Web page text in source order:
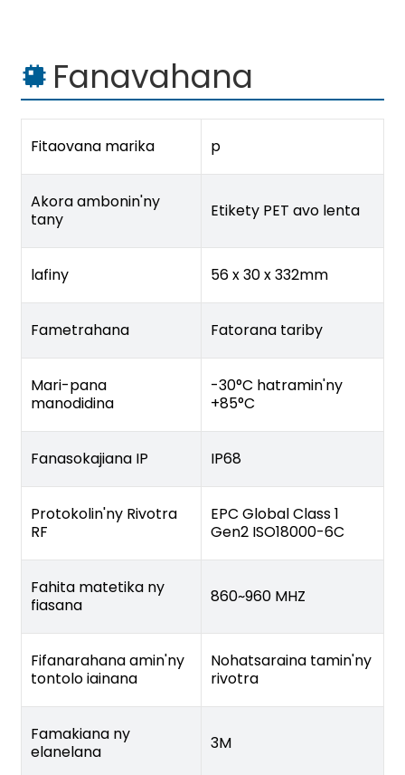
Fanavahana
Fitaovana marika p
Akora ambonin'ny
tany
Etikety PET avo lenta
lafiny 56 x 30 x 332mm
Fametrahana Fatorana tariby
Mari-pana
manodidina
-30°C hatramin'ny
+85°C
Fanasokajiana IP IP68
Protokolin'ny Rivotra
RF
EPC Global Class 1
Gen2 ISO18000-6C
Fahita matetika ny
fiasana
860~960 MHZ
Fifanarahana amin'ny
tontolo iainana
Nohatsaraina tamin'ny
rivotra
Famakiana ny
elanelana
3M